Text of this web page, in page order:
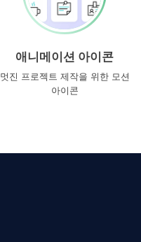
애니메이션 아이콘
멋진 프로젝트 제작을 위한 모션
아이콘